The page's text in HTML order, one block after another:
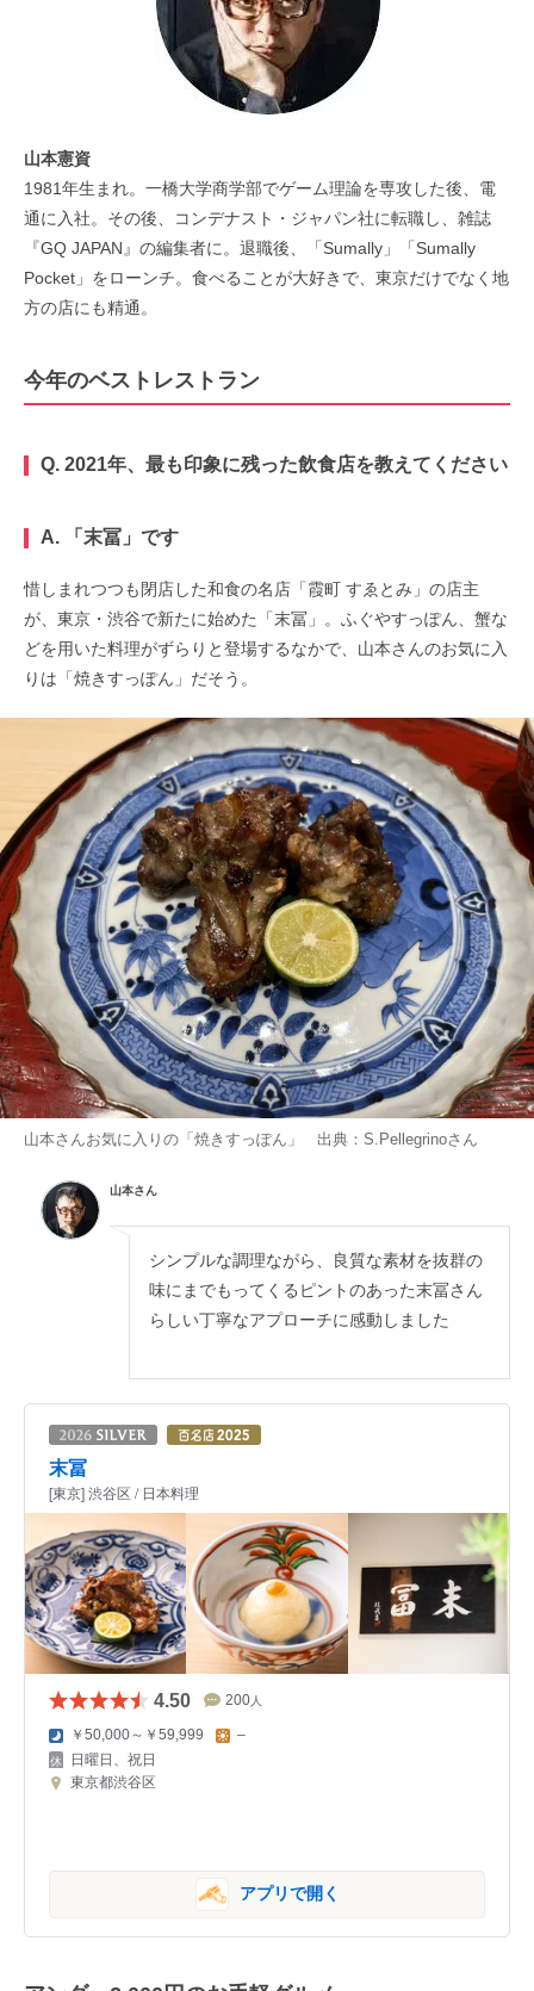
山本憲資
1981年生まれ。一橋大学商学部でゲーム理論を専攻した後、電
通に入社。その後、コンデナスト・ジャパン社に転職し、雑誌
『GQ JAPAN』の編集者に。退職後、「Sumally」「Sumally
Pocket」をローンチ。食べることが大好きで、東京だけでなく地
方の店にも精通。
今年のベストレストラン
Q. 2021年、最も印象に残った飲食店を教えてください
A. 「末冨」です
惜しまれつつも閉店した和食の名店「霞町 すゑとみ」の店主
が、東京・渋谷で新たに始めた「末冨」。ふぐやすっぽん、蟹な
どを用いた料理がずらりと登場するなかで、山本さんのお気に入
りは「焼きすっぽん」だそう。
山本さんお気に入りの「焼きすっぽん」 出典： S.Pellegrinoさん
山本さん
シンプルな調理ながら、良質な素材を抜群の
味にまでもってくるピントのあった末冨さん
らしい丁寧なアプローチに感動しました
末冨
[東京] 渋谷区 / 日本料理
4.50 200 人
￥50,000～￥59,999 –
日曜日、祝日
東京都渋谷区
アプリで開く